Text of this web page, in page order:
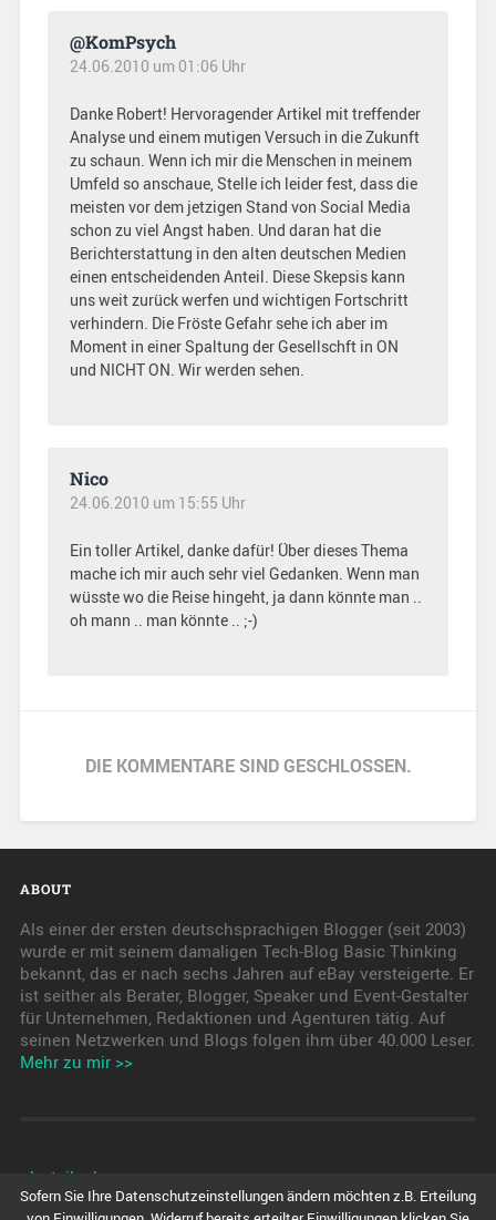
@KomPsych
24.06.2010 um 01:06 Uhr
Danke Robert! Hervoragender Artikel mit treffender
Analyse und einem mutigen Versuch in die Zukunft
zu schaun. Wenn ich mir die Menschen in meinem
Umfeld so anschaue, Stelle ich leider fest, dass die
meisten vor dem jetzigen Stand von Social Media
schon zu viel Angst haben. Und daran hat die
Berichterstattung in den alten deutschen Medien
einen entscheidenden Anteil. Diese Skepsis kann
uns weit zurück werfen und wichtigen Fortschritt
verhindern. Die Fröste Gefahr sehe ich aber im
Moment in einer Spaltung der Gesellschft in ON
und NICHT ON. Wir werden sehen.
Nico
24.06.2010 um 15:55 Uhr
Ein toller Artikel, danke dafür! Über dieses Thema
mache ich mir auch sehr viel Gedanken. Wenn man
wüsste wo die Reise hingeht, ja dann könnte man ..
oh mann .. man könnte .. ;-)
DIE KOMMENTARE SIND GESCHLOSSEN.
ABOUT
Als einer der ersten deutschsprachigen Blogger (seit 2003)
wurde er mit seinem damaligen Tech-Blog Basic Thinking
bekannt, das er nach sechs Jahren auf eBay versteigerte. Er
ist seither als Berater, Blogger, Speaker und Event-Gestalter
für Unternehmen, Redaktionen und Agenturen tätig. Auf
seinen Netzwerken und Blogs folgen ihm über 40.000 Leser.
Mehr zu mir >>
pkwteile.de
Sofern Sie Ihre Datenschutzeinstellungen ändern möchten z.B. Erteilung